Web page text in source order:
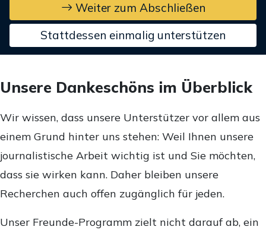
Weiter zum Abschließen
Stattdessen einmalig unterstützen
Unsere Dankeschöns im Überblick
Wir wissen, dass unsere Unterstützer vor allem aus
einem Grund hinter uns stehen: Weil Ihnen unsere
journalistische Arbeit wichtig ist und Sie möchten,
dass sie wirken kann. Daher bleiben unsere
Recherchen auch offen zugänglich für jeden.
Unser Freunde-Programm zielt nicht darauf ab, ein